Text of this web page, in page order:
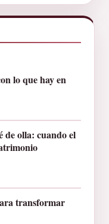
lo que hay en
de olla: cuando el
transformar